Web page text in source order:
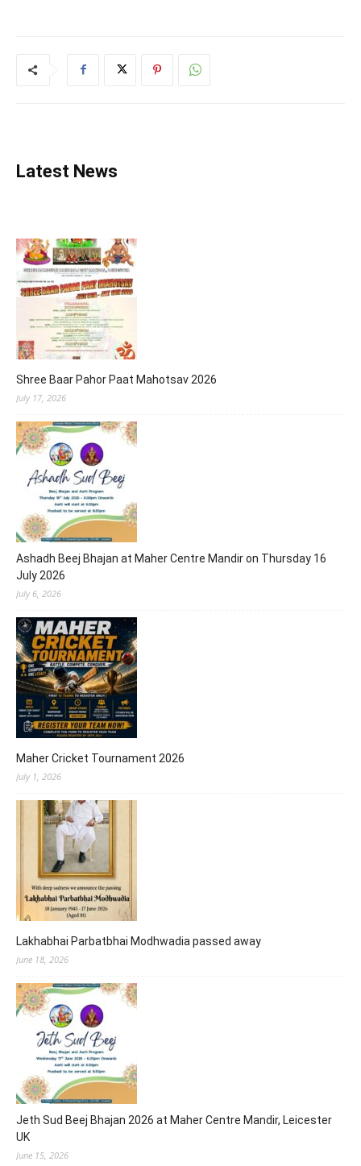
Latest News
Shree Baar Pahor Paat Mahotsav 2026
July 17, 2026
Ashadh Beej Bhajan at Maher Centre Mandir on Thursday 16
July 2026
July 6, 2026
Maher Cricket Tournament 2026
July 1, 2026
Lakhabhai Parbatbhai Modhwadia passed away
June 18, 2026
Jeth Sud Beej Bhajan 2026 at Maher Centre Mandir, Leicester
UK
June 15, 2026